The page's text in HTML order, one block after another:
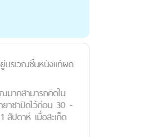
บริเวณชั้นหนังแท้ผิด
มากสามารถคิดใน
ยาชาปิดไว้ก่อน 30 -
สัปดาห์ เมื่อสะเก็ด